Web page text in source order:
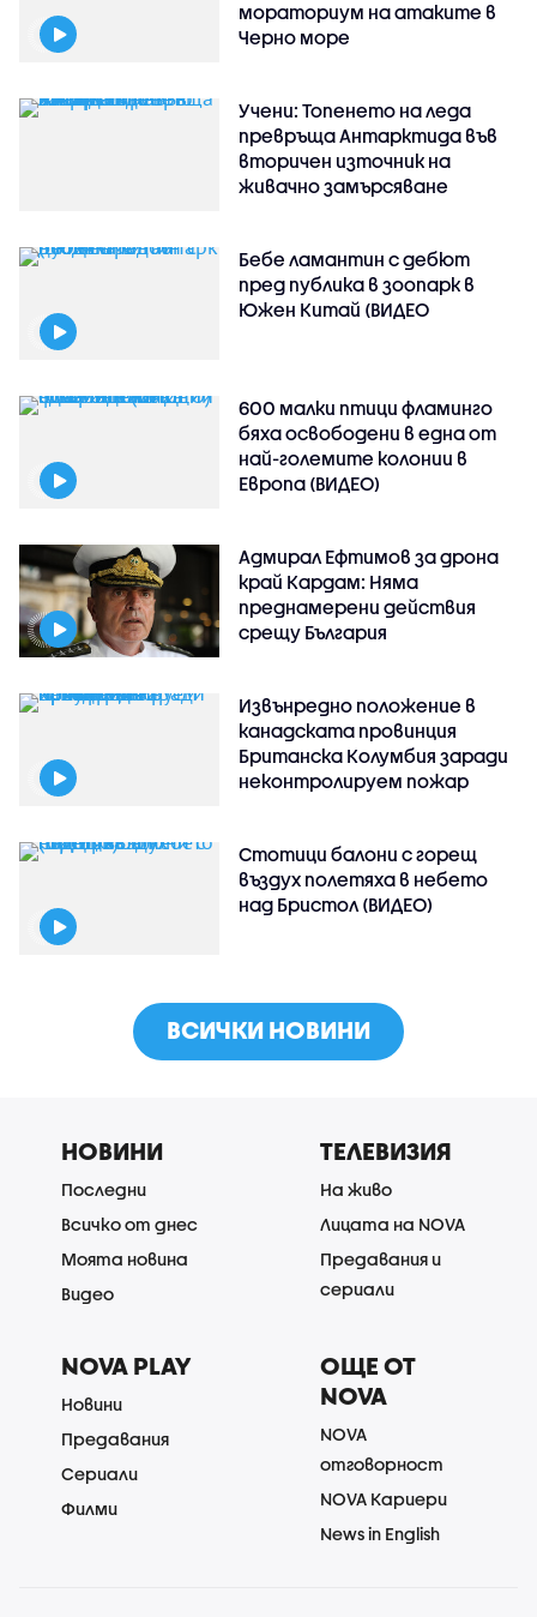
мораториум на атаките в
Черно море
Учени: Топенето на леда
превръща Антарктида във
вторичен източник на
живачно замърсяване
Бебе ламантин с дебют
пред публика в зоопарк в
Южен Китай (ВИДЕО
600 малки птици фламинго
бяха освободени в една от
най-големите колонии в
Европа (ВИДЕО)
Адмирал Ефтимов за дрона
край Кардам: Няма
преднамерени действия
срещу България
Извънредно положение в
канадската провинция
Британска Колумбия заради
неконтролируем пожар
Стотици балони с горещ
въздух полетяха в небето
над Бристол (ВИДЕО)
ВСИЧКИ НОВИНИ
НОВИНИ
Последни
Всичко от днес
Моята новина
Видео
ТЕЛЕВИЗИЯ
На живо
Лицата на NOVA
Предавания и
сериали
NOVA PLAY
Новини
Предавания
Сериали
Филми
ОЩЕ ОТ
NOVA
NOVA
отговорност
NOVA Кариери
News in English